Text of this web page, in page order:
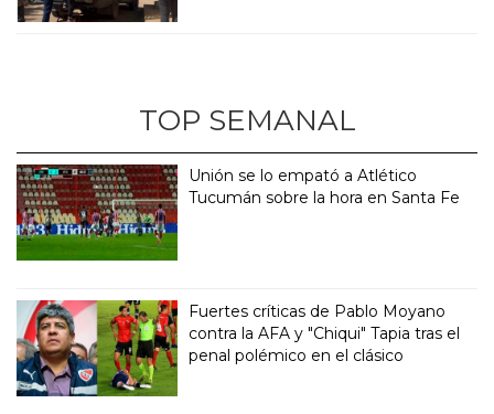
TOP SEMANAL
Unión se lo empató a Atlético
Tucumán sobre la hora en Santa Fe
Fuertes críticas de Pablo Moyano
contra la AFA y "Chiqui" Tapia tras el
penal polémico en el clásico